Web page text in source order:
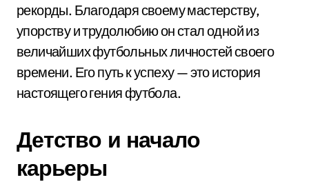
рекорды. Благодаря своему мастерству,
упорству и трудолюбию он стал одной из
величайших футбольных личностей своего
времени. Его путь к успеху — это история
настоящего гения футбола.
Детство и начало
карьеры